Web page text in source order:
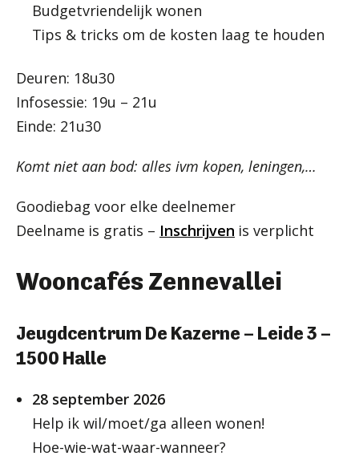
Budgetvriendelijk wonen
Tips & tricks om de kosten laag te houden
Deuren: 18u30
Infosessie: 19u – 21u
Einde: 21u30
Komt niet aan bod: alles ivm kopen, leningen,…
Goodiebag voor elke deelnemer
Deelname is gratis – Inschrijven is verplicht
Wooncafés Zennevallei
Jeugdcentrum De Kazerne – Leide 3 –
1500 Halle
28 september 2026
Help ik wil/moet/ga alleen wonen!
Hoe-wie-wat-waar-wanneer?